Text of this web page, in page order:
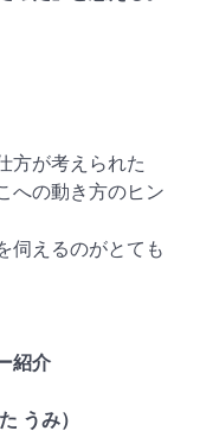
方が考えられた
への動き方のヒン
伺えるのがとても
紹介
うみ）